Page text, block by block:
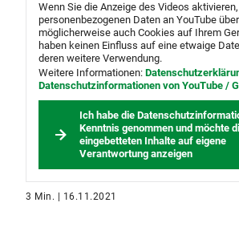
Wenn Sie die Anzeige des Videos
personenbezogenen Daten an YouTube
möglicherweise auch Cookies auf Ihrem
haben keinen Einfluss auf eine etwaige
deren weitere Verwendung.
Weitere Informationen:
Datenschutzinformationen von YouTube /
Ich habe die
Kenntnis genommen und möchte
eingebetteten Inhalte auf eigene
Verantwortung anzeigen
3 Min. | 16.11.2021